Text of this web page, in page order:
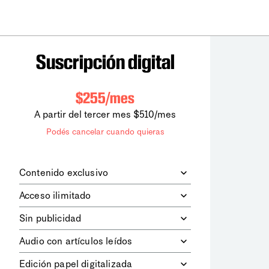
Suscripción digital
$255/mes
A partir del tercer mes $510/mes
Podés cancelar cuando quieras
Contenido exclusivo
digitales dela diaria
los contenidos de Le Monde
diplomatique.
Acceso ilimitado
contenidos.
Sin publicidad
publicitarios.
Audio con artículos leídos
Edición papel digitalizada